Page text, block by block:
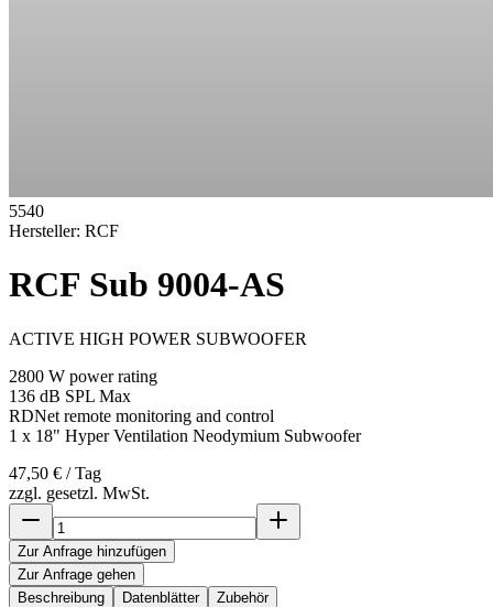
5540
Hersteller: RCF
RCF Sub 9004-AS
ACTIVE HIGH POWER SUBWOOFER
2800 W power rating
136 dB SPL Max
RDNet remote monitoring and control
1 x 18" Hyper Ventilation Neodymium Subwoofer
47,50 € / Tag
zzgl. gesetzl. MwSt.
Zur Anfrage hinzufügen
Zur Anfrage gehen
Beschreibung
Datenblätter Zubehör